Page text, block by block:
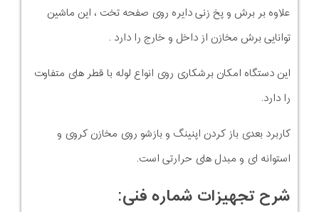
علاوه بر برش و پخ زنی دایره روی صفحه تخت ، این ماشین
توانایی برش مخازن از داخل و خارج را دارد .
این دستگاه امکان برشکاری روی انواع لوله با قطر های متفاوت
را دارد.
کاربرد بعدی باز کردن اپنینگ و بازشو روی مخازن کروی و
استوانه ای و مبدل های حرارتی است.
شرح تجهیزات شماره فنی: